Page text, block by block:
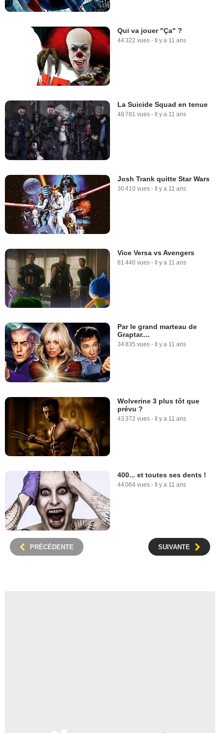
Qui va jouer "Ça" ?
44 322 vues - Il y a 11 ans
La Suicide Squad en tenue
48 781 vues - Il y a 11 ans
Josh Trank quitte Star Wars
30 410 vues - Il y a 11 ans
Vice Versa vs Avengers
81 440 vues - Il y a 11 ans
Par le grand marteau de
Graptar....
34 835 vues - Il y a 11 ans
Wolverine 3 plus tôt que
prévu ?
43 372 vues - Il y a 11 ans
400... et toutes ses dents !
44 064 vues - Il y a 11 ans
PRÉCÉDENTE SUIVANTE